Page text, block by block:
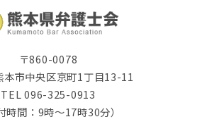
〒860-0078
本市中央区京町1丁目13-11
TEL 096-325-0913
時間：9時～17時30分）